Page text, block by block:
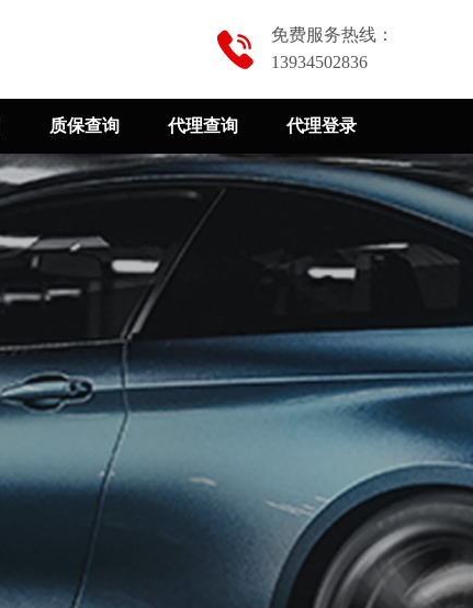
免费服务热线：
13934502836
质保查询 代理查询 代理登录